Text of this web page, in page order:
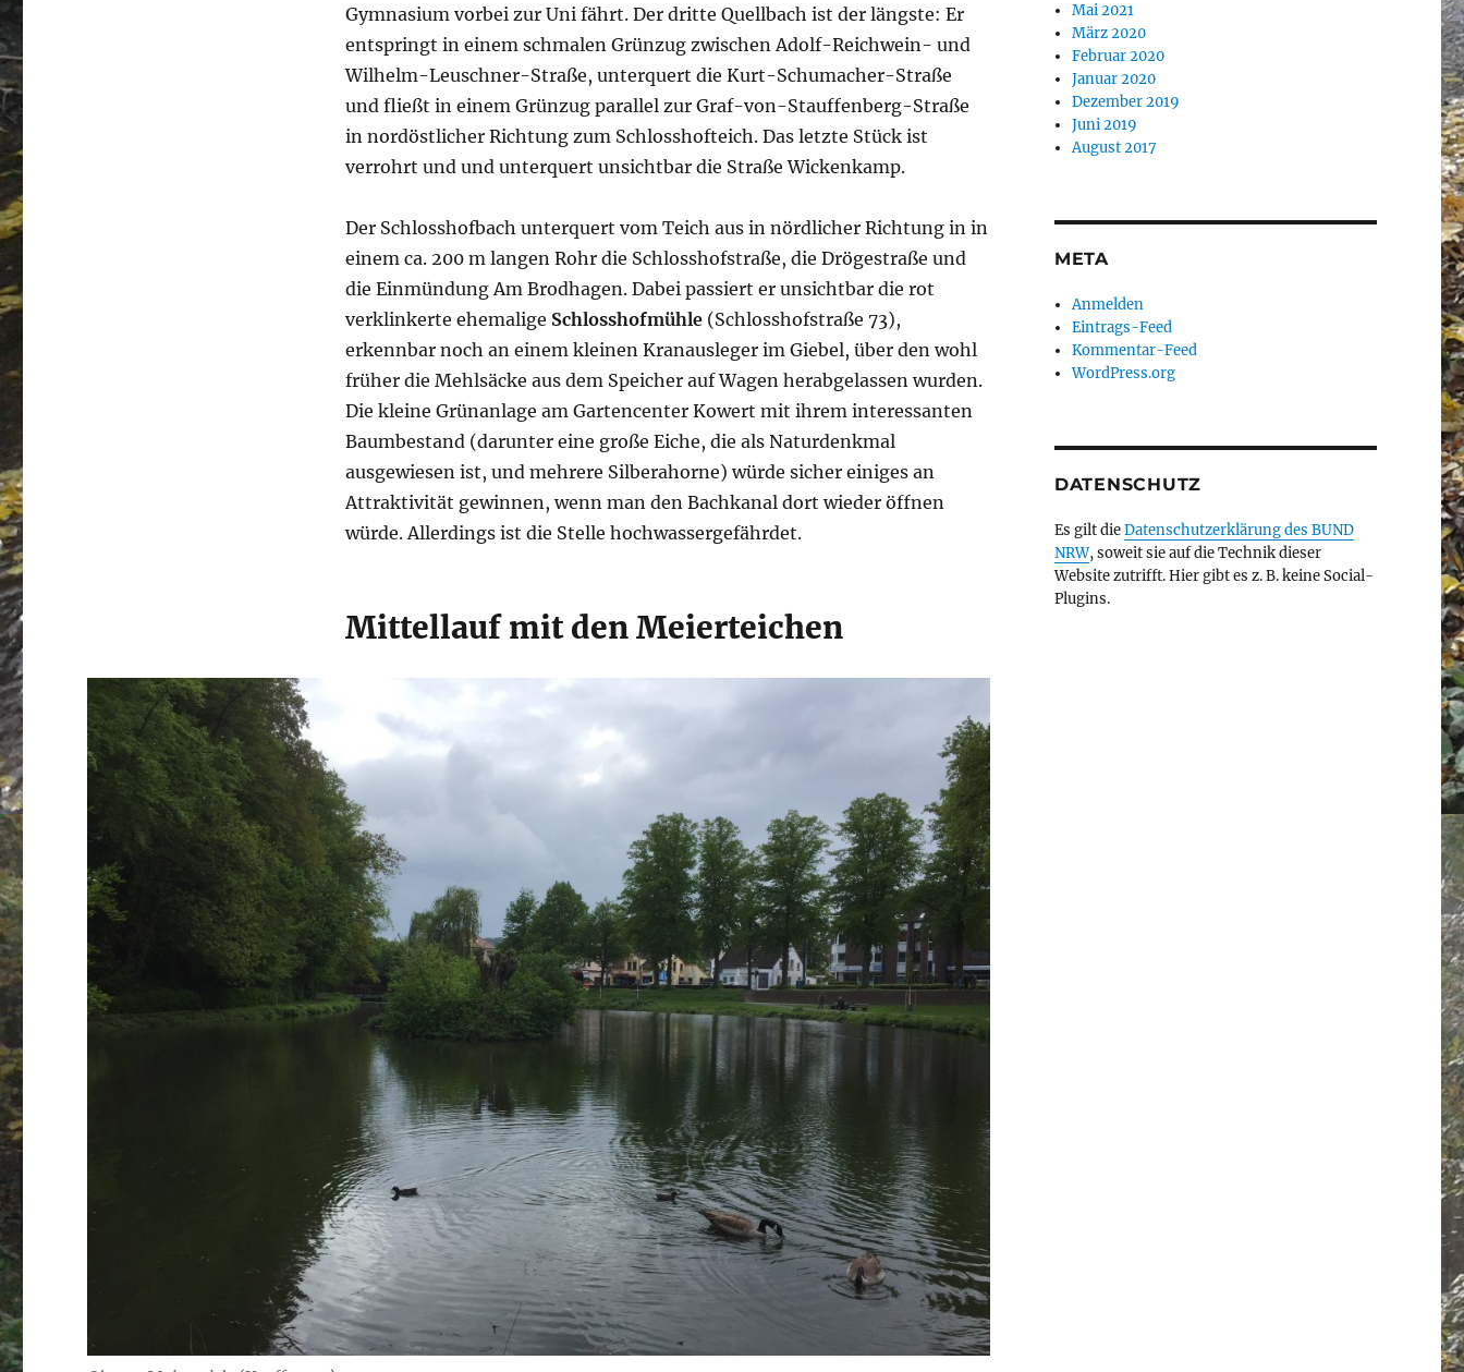
Gymnasium vorbei zur Uni fährt. Der dritte Quellbach ist der längste: Er
entspringt in einem schmalen Grünzug zwischen Adolf-Reichwein- und
Wilhelm-Leuschner-Straße, unterquert die Kurt-Schumacher-Straße
und fließt in einem Grünzug parallel zur Graf-von-Stauffenberg-Straße
in nordöstlicher Richtung zum Schlosshofteich. Das letzte Stück ist
verrohrt und und unterquert unsichtbar die Straße Wickenkamp.
Der Schlosshofbach unterquert vom Teich aus in nördlicher Richtung in in
einem ca. 200 m langen Rohr die Schlosshofstraße, die Drögestraße und
die Einmündung Am Brodhagen. Dabei passiert er unsichtbar die rot
verklinkerte ehemalige Schlosshofmühle(Schlosshofstraße 73),
erkennbar noch an einem kleinen Kranausleger im Giebel, über den wohl
früher die Mehlsäcke aus dem Speicher auf Wagen herabgelassen wurden.
Die kleine Grünanlage am Gartencenter Kowert mit ihrem interessanten
Baumbestand (darunter eine große Eiche, die als Naturdenkmal
ausgewiesen ist, und mehrere Silberahorne) würde sicher einiges an
Attraktivität gewinnen, wenn man den Bachkanal dort wieder öffnen
würde. Allerdings ist die Stelle hochwassergefährdet.
Mittellauf mit den Meierteichen
Mai 2021
März 2020
Februar 2020
Januar 2020
Dezember 2019
Juni 2019
August 2017
META
Anmelden
Eintrags-Feed
Kommentar-Feed
WordPress.org
DATENSCHUTZ
Es gilt dieDatenschutzerklärung des BUND
NRW, soweit sie auf die Technik dieser
Website zutrifft. Hier gibt es z. B. keine Social-
Plugins.